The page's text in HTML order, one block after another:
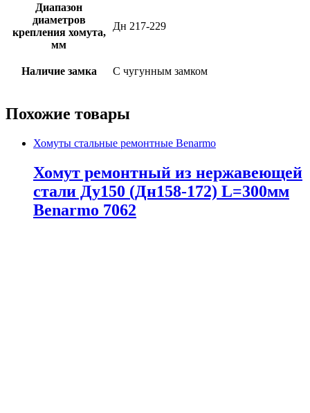
Диапазон
диаметров
крепления хомута,
мм
Дн 217-229
Наличие замка С чугунным замком
Похожие товары
Хомуты стальные ремонтные Benarmo
Хомут ремонтный из нержавеющей
стали Ду150 (Дн158-172) L=300мм
Benarmo 7062